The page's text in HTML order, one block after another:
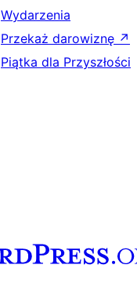
Wydarzenia
Przekaż darowiznę ↗
Piątka dla Przyszłości